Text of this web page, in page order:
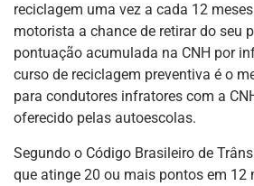
reciclagem uma vez a cada 12
motorista a chance de retirar do seu
pontuação acumulada na CNH por
curso de reciclagem preventiva é o
para condutores infratores com a
oferecido pelas autoescolas.
Segundo o Código Brasileiro de
que atinge 20 ou mais pontos em 12